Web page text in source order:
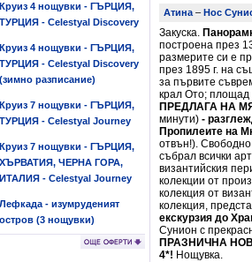
Круиз 4 нощувки - ГЪРЦИЯ,
ТУРЦИЯ - Celestyal Discovery
Круиз 4 нощувки - ГЪРЦИЯ,
ТУРЦИЯ - Celestyal Discovery
(зимно разписание)
Круиз 7 нощувки - ГЪРЦИЯ,
ТУРЦИЯ - Celestyal Journey
Круиз 7 нощувки - ГЪРЦИЯ,
ХЪРВАТИЯ, ЧЕРНА ГОРА,
ИТАЛИЯ - Celestyal Journey
Лефкада - изумруденият
остров (3 нощувки)
Атина – Нос
Закуска.
построена през
размерите си е
през 1895 г. на
за първите
крал Ото; площад
ПРЕДЛАГА НА
минути) -
Пропилеите на
отвън!).
събрал всички
византийския
колекции от
колекция от
колекция,
екскурзия до
Сунион с
ПРАЗНИЧНА
4*! Нощувка.